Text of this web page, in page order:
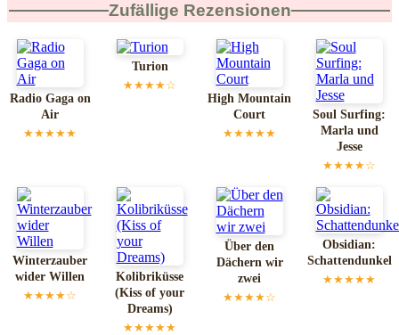
Zufällige Rezensionen
Radio Gaga on
Air
★★★★★
Turion
★★★★☆
High Mountain
Court
★★★★★
Soul Surfing:
Marla und
Jesse
★★★★☆
Winterzauber
wider Willen
★★★★☆
Kolibriküsse
(Kiss of your
Dreams)
★★★★★
Über den
Dächern wir
zwei
★★★★☆
Obsidian:
Schattendunkel
★★★★★